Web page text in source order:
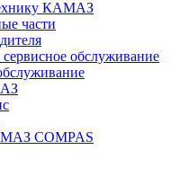
КАМАЗ
части
обслуживание
COMPAS